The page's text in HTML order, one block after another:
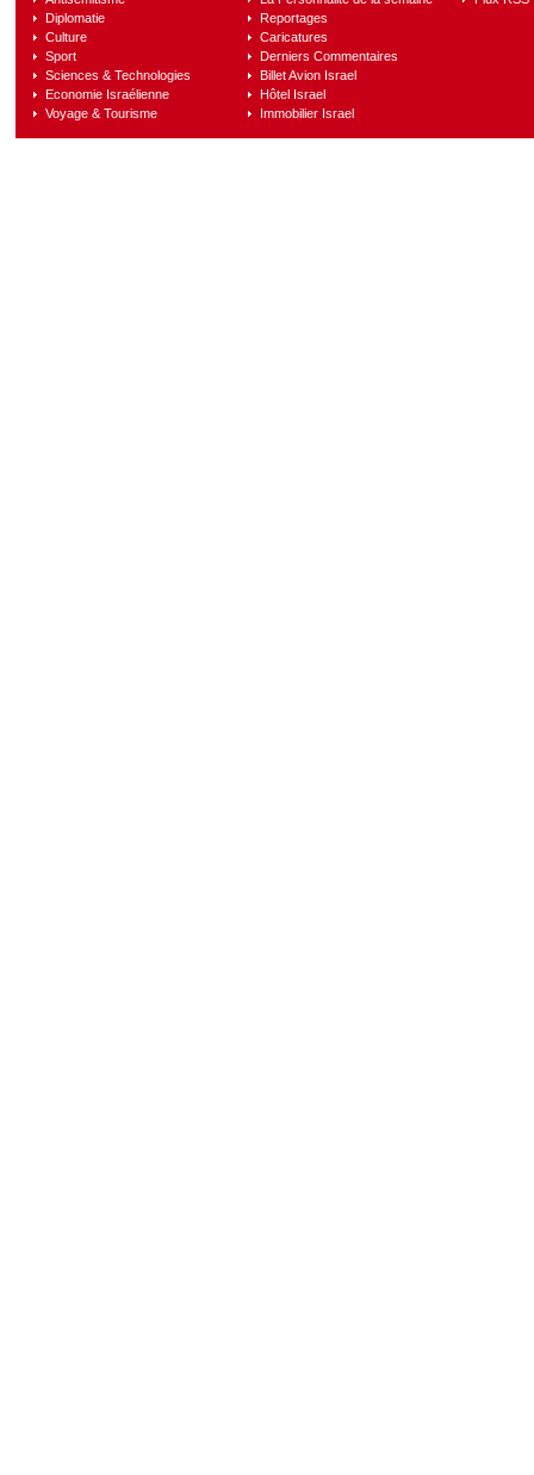
Diplomatie
Culture
Sport
Sciences & Technologies
Economie Israélienne
Voyage & Tourisme
Reportages
Caricatures
Derniers Commentaires
Billet Avion Israel
Hôtel Israel
Immobilier Israel